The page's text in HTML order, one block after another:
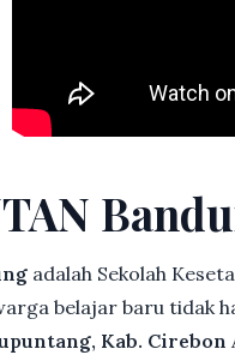
adalah Sekolah
belajar baru tidak
Kab. Cirebon